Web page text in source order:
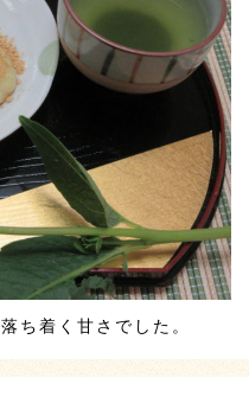
ち着く甘さでした。